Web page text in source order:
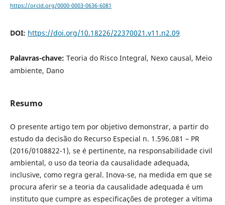
https://orcid.org/0000-0003-0636-6081
DOI: https://doi.org/10.18226/22370021.v11.n2.09
Palavras-chave: Teoria do Risco Integral, Nexo causal, Meio
ambiente, Dano
Resumo
O presente artigo tem por objetivo demonstrar, a partir do
estudo da decisão do Recurso Especial n. 1.596.081 – PR
(2016/0108822-1), se é pertinente, na responsabilidade civil
ambiental, o uso da teoria da causalidade adequada,
inclusive, como regra geral. Inova-se, na medida em que se
procura aferir se a teoria da causalidade adequada é um
instituto que cumpre as especificações de proteger a vítima